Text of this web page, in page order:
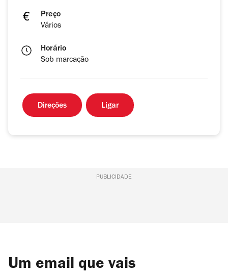
Preço
Vários
Horário
Sob marcação
Direções Ligar
PUBLICIDADE
Um email que vais